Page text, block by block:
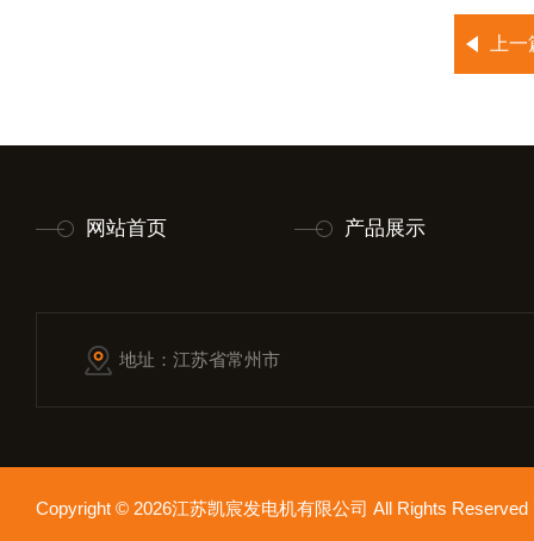
上
网站首页 产品展示
地址：江苏省常州市
Copyright © 2026江苏凯宸发电机有限公司 All Rights